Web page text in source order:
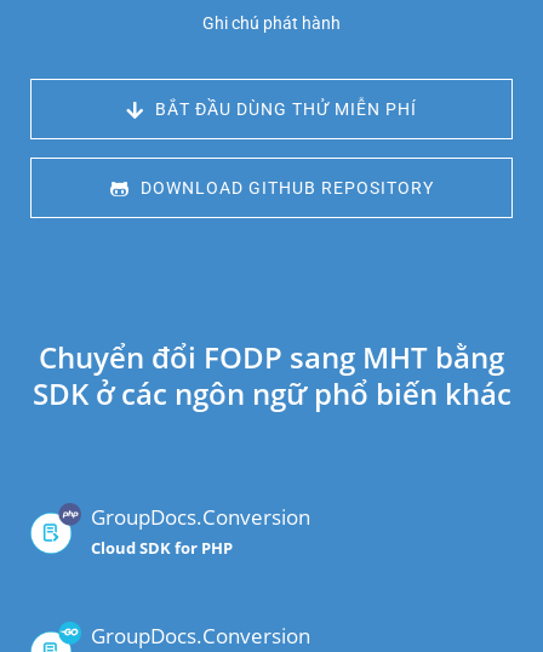
Ghi chú phát hành
BẮT ĐẦU DÙNG THỬ MIỄN PHÍ
DOWNLOAD GITHUB REPOSITORY
Chuyển đổi FODP sang MHT bằng
SDK ở các ngôn ngữ phổ biến khác
GroupDocs.Conversion
Cloud SDK for PHP
GroupDocs.Conversion